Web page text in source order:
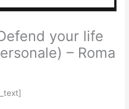
your life
– Roma